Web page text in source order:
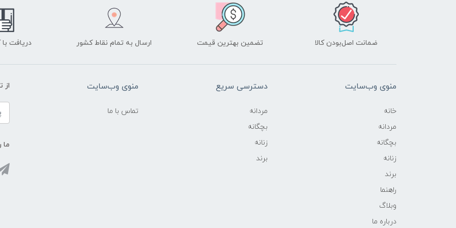
ضمانت اصل‌بودن کالا تضمین بهترین قیمت ارسال به تمام نقاط کشور دریافت
منوی وب‌سایت
خانه
مردانه
بچگانه
زنانه
برند
راهنما
وبلاگ
درباره ما
دسترسی سریع
مردانه
بچگانه
زنانه
برند
منوی وب‌سایت
تماس با ما
از
ما